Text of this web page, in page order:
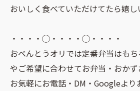
おいしく食べていただけてたら嬉し
・・・・◯・・・・◯・・・・
おべんとうオリでは定番弁当はも
やご希望に合わせてお弁当・おか
お気軽にお電話・DM・Googleより